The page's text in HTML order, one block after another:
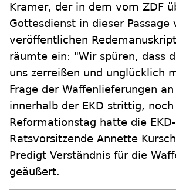
Kramer, der in dem vom ZDF
Gottesdienst in dieser Passage
veröffentlichen
räumte ein: "Wir spüren, dass
uns zerreißen und unglücklich
Frage der Waffenlieferungen
innerhalb der EKD strittig, noch
Reformationstag hatte die EKD-
Ratsvorsitzende Annette
Predigt Verständnis für die
geäußert.